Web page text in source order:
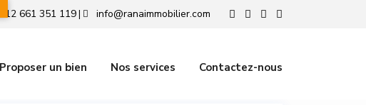
661 351 119| info@ranaimmobilier.com
Proposer un bien Nos services Contactez-nous